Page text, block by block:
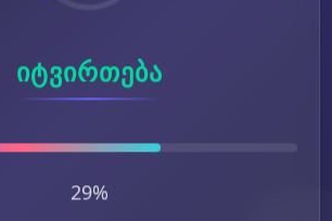
იტვირთება
29%